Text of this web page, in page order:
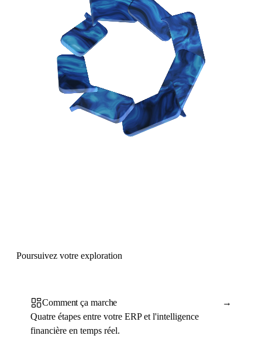
Poursuivez votre exploration
Comment ça marche
→
Quatre étapes entre votre ERP et l'intelligence
financière en temps réel.